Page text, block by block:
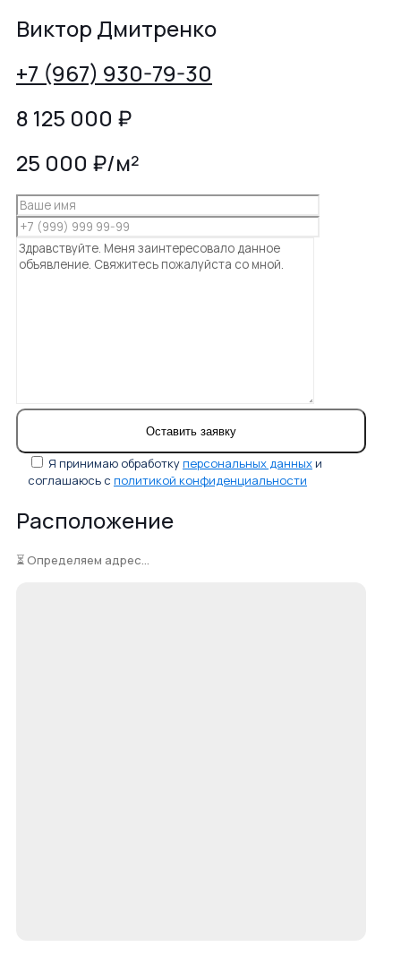
Виктор Дмитренко
+7 (967) 930-79-30
8 125 000 ₽
25 000 ₽/м²
Я принимаю обработкуперсональных данных и
соглашаюсь с политикой конфиденциальности
Расположение
⏳ Определяем адрес...